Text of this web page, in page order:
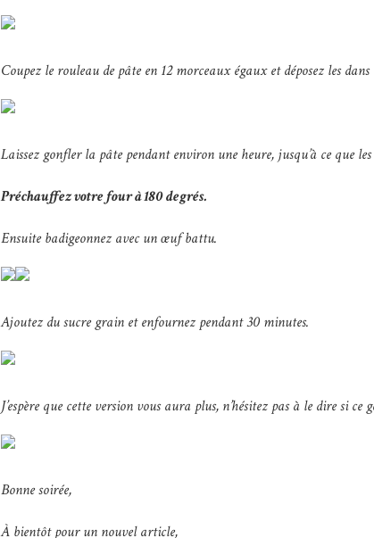
Coupez le rouleau de pâte en 12 morceaux égaux et déposez les
Laissez gonfler la pâte pendant environ une heure, jusqu’à ce que
Préchauffez votre four à 180 degrés.
Ensuite badigeonnez avec un œuf battu.
Ajoutez du sucre grain et enfournez pendant 30 minutes.
J’espère que cette version vous aura plus, n’hésitez pas à le dire si ce
Bonne soirée,
À bientôt pour un nouvel article,